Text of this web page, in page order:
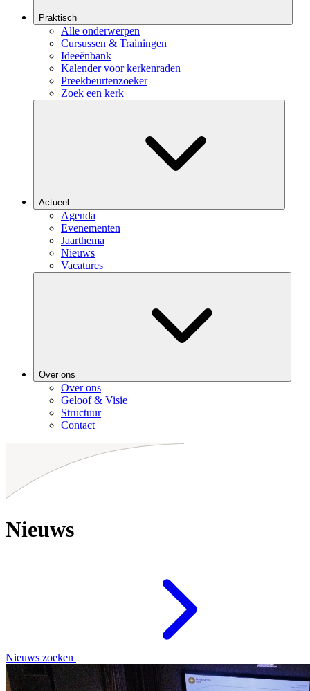
Praktisch
Alle onderwerpen
Cursussen & Trainingen
Ideeënbank
Kalender voor kerkenraden
Preekbeurtenzoeker
Zoek een kerk
Actueel
Agenda
Evenementen
Jaarthema
Nieuws
Vacatures
Over ons
Over ons
Geloof & Visie
Structuur
Contact
Nieuws
Nieuws zoeken